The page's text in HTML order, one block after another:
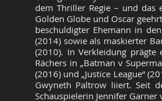
dem Thriller Regie – und das
Golden Globe und Oscar
beschuldigter Ehemann in
(2014) sowie als maskierter
(2010). In Verkleidung prägte
Rächers in „Batman v
(2016) und „Justice League“
Gwyneth Paltrow liiert. Seit
Schauspielerin Jennifer